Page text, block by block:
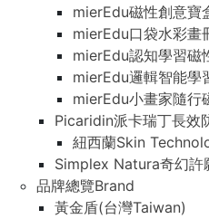
mierEdu磁性創意寶
mierEdu口袋水彩畫
mierEdu認知學習磁
mierEdu邏輯智能學
mierEdu小畫家隨行
Picaridin派卡瑞丁長效
紐西蘭Skin
Simplex Natura奇幻許
品牌總覽Brand
黃金盾(台灣Taiwan)